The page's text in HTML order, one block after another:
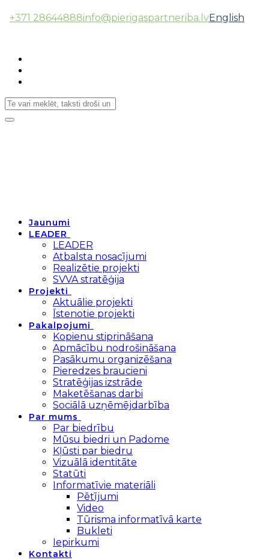
+371 28644888info@pierigaspartneriba.lvEnglish
Toggle
Jaunumi
LEADER
LEADER
Atbalsta nosacījumi
Realizētie projekti
SVVA stratēģija
Projekti
Aktuālie projekti
Īstenotie projekti
Pakalpojumi
Kopienu stiprināšana
Apmācību nodrošināšana
Pasākumu organizēšana
Pieredzes braucieni
Stratēģijas izstrāde
Maketēšanas darbi
Sociālā uzņēmējdarbība
Par mums
Par biedrību
Mūsu biedri un Padome
Kļūsti par biedru
Vizuālā identitāte
Statūti
Informatīvie materiāli
Pētījumi
Video
Tūrisma informatīvā karte
Bukleti
Iepirkumi
Kontakti